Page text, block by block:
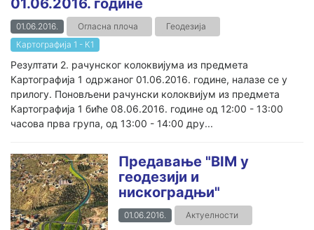
01.06.2016. године
01.06.2016. Огласна плоча
Геодезија
Картографија 1 - К1
Резултати 2. рачунског колоквијума из предмета
Картографија 1 одржаног 01.06.2016. године, налазе се у
прилогу. Поновљени рачунски колоквијум из предмета
Картографија 1 биће 08.06.2016. године од 12:00 - 13:00
часова прва група, од 13:00 - 14:00 дру...
Предавање "BIM у
геодезији и
нискоградњи"
01.06.2016. Актуелности